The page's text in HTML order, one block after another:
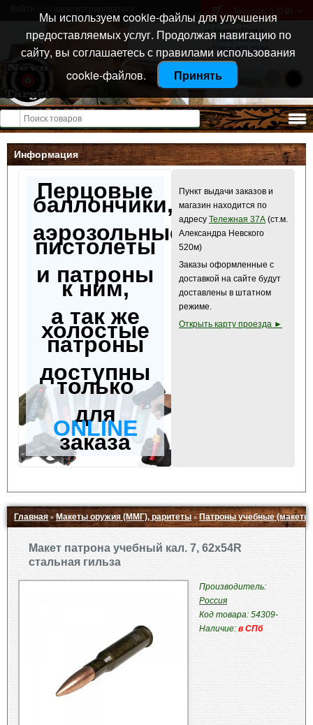
Санкт-Петербург
ул. Тележная 37 лит А
+7 (911) 021-04-08
+7 (812) 921-73-50
Товаров: 0 (0 p )
Открыть меню
Информация
Перцовые
баллончики,
аэрозольные
пистолеты
и патроны
к ним,
а так же
холостые
патроны
доступны
только
для
ONLINE
заказа
Пункт выдачи заказов и
магазин находится по
адресу Тележная 37А (ст.м.
Александра Невского
520м)
Заказы оформленные с
доставкой на сайте будут
доставлены в штатном
режиме.
Открыть карту проезда ►
Главная»Макеты оружия (ММГ), раритеты» Патроны учебные (макеты)
Макет патрона учебный кал. 7, 62x54R
стальная гильза
Производитель:
Россия
Код товара: 54309-
Наличие: в СПб
Мы используем cookie-файлы для улучшения
предоставляемых услуг. Продолжая навигацию по
сайту, вы соглашаетесь с правилами использования
cookie-файлов.
Принять